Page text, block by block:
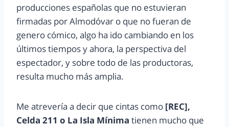
producciones españolas que no estuvieran
firmadas por Almodóvar o que no fueran de
genero cómico, algo ha ido cambiando en los
últimos tiempos y ahora, la perspectiva del
espectador, y sobre todo de las productoras,
resulta mucho más amplia.
Me atrevería a decir que cintas como [REC],
Celda 211 o La Isla Mínima tienen mucho que